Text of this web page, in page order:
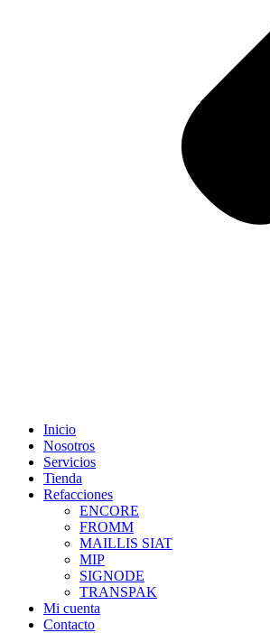
Inicio
Nosotros
Servicios
Tienda
Refacciones
ENCORE
FROMM
MAILLIS SIAT
MIP
SIGNODE
TRANSPAK
Mi cuenta
Contacto